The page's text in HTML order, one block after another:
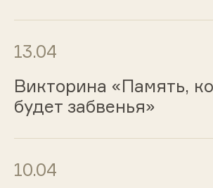
13.04
Викторина «Память,
будет забвенья»
10.04